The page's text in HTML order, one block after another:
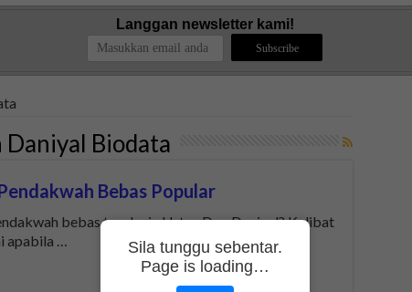
Langgan newsletter kami!
Daniyal Biodata
Bebas Popular
bebas tanah air, Ustaz Don Daniyal? Kelibat
…
Sila tunggu sebentar.
Page is loading…